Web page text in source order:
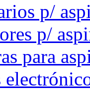
p/
p/
para